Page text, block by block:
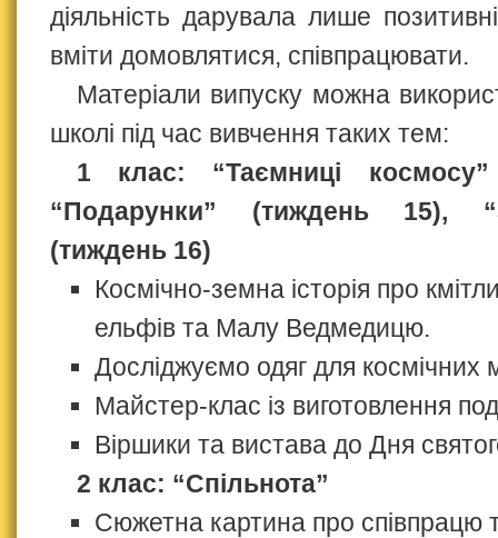
діяльність дарувала лише
вміти домовлятися, співпрацювати.
Матеріали випуску можна
школі під час вивчення таких тем:
1 клас: “Таємниці
“Подарунки” (тиждень 15),
(тиждень 16)
Космічно-земна історія про
ельфів та Малу Ведмедицю.
Досліджуємо одяг для космічних
Майстер-клас із виготовлення
Віршики та вистава до Дня
2 клас: “Спільнота”
Сюжетна картина про співпрацю